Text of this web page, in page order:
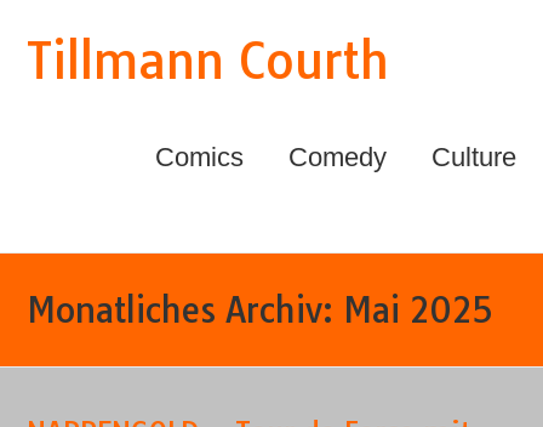
Tillmann Courth
Comics Comedy Culture
Monatliches Archiv: Mai 2025